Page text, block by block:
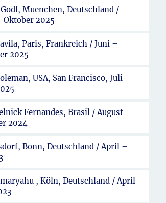
Muenchen, Deutschland /
Oktober 2025
Paris, Frankreich / Juni –
2025
USA, San Francisco, Juli –
Fernandes, Brasil / August –
2024
Bonn, Deutschland / April –
, Köln, Deutschland / April